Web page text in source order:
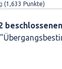
(1,633 Punkte)